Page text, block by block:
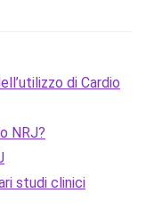
di Cardio
NRJ?
studi clinici